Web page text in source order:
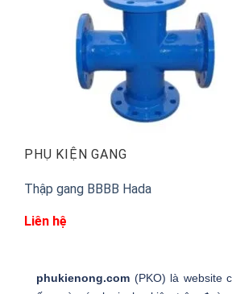
PHỤ KIỆN GANG
Thập gang BBBB Hada
Liên hệ
phukienong.com (PKO) là website